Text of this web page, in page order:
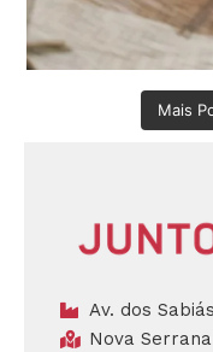
Mais
Av. dos
Nova Serrana